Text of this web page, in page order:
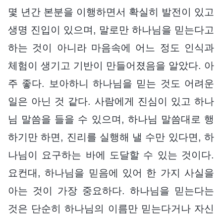
몇 년간 본분을 이행하면서 확실히 발전이 있고
생명 진입이 있으며, 말로만 하나님을 믿는다고
하는 것이 아니라 마음속에 어느 정도 인식과
체험이 생기고 기반이 만들어졌음을 알았다. 아
주 좋다. 보아하니 하나님을 믿는 것도 어려운
일은 아닌 것 같다. 사람에게 진심이 있고 하나
님 말씀을 들을 수 있으며, 하나님 말씀대로 행
하기만 하면, 진리를 실행해 낼 수만 있다면, 하
나님이 요구하는 바에 도달할 수 있는 것이다.
요컨대, 하나님을 믿음에 있어 한 가지 사실을
아는 것이 가장 중요하다. 하나님을 믿는다는
것은 단순히 하나님의 이름만 믿는다거나 자신